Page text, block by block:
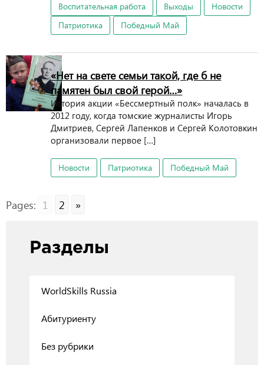
Воспитательная работа Выходы
Новости
Патриотика
Победный Май
«Нет на свете семьи такой, где б не
памятен был свой герой…»
История акции «Бессмертный полк» началась в
2012 году, когда томские журналисты Игорь
Дмитриев, Сергей Лапенков и Сергей Колотовкин
организовали первое […]
Новости Патриотика Победный Май
Pages: 1 2 »
Разделы
WorldSkills Russia
Абитуриенту
Без рубрики